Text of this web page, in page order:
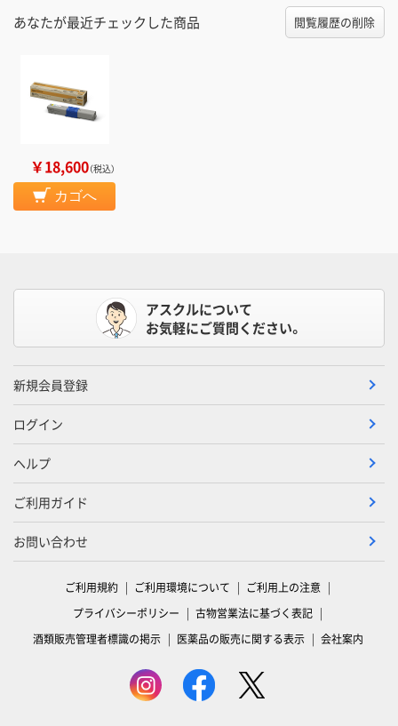
あなたが最近チェックした商品 閲覧履歴の削除
￥18,600（税込）
カゴへ
アスクルについて
お気軽にご質問ください。
新規会員登録
ログイン
ヘルプ
ご利用ガイド
お問い合わせ
ご利用規約 ご利用環境について
ご利用上の注意
プライバシーポリシー
古物営業法に基づく表記
酒類販売管理者標識の掲示
医薬品の販売に関する表示 会社案内